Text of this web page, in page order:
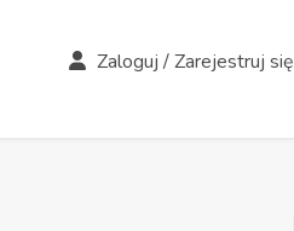
Zaloguj / Zarejestruj się